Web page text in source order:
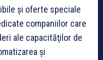
și oferte speciale
companiilor care
ale capacităţilor de
și